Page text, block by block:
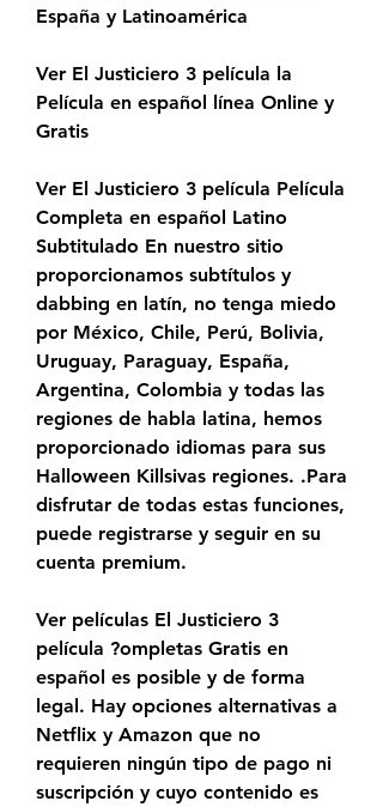
España y Latinoamérica
Ver El Justiciero 3 película la
Película en español línea Online y
Gratis
Ver El Justiciero 3 película Película
Completa en español Latino
Subtitulado En nuestro sitio
proporcionamos subtítulos y
dabbing en latín, no tenga miedo
por México, Chile, Perú, Bolivia,
Uruguay, Paraguay, España,
Argentina, Colombia y todas las
regiones de habla latina, hemos
proporcionado idiomas para sus
Halloween Killsivas regiones. .Para
disfrutar de todas estas funciones,
puede registrarse y seguir en su
cuenta premium.
Ver películas El Justiciero 3
película ?ompletas Gratis en
español es posible y de forma
legal. Hay opciones alternativas a
Netflix y Amazon que no
requieren ningún tipo de pago ni
suscripción y cuyo contenido es